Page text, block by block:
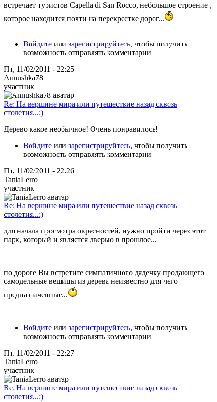
встречает туристов Capella di San Rocco, небольшое строение ,
которое находится почти на перекрестке дорог...
Войдите или зарегистрируйтесь, чтобы получить
возможность отправлять комментарии
Пт, 11/02/2011 - 22:25
Annushka78
участник
Re: На вершине мира или путешествие назад сквозь
столетия...:)
Дерево какое необычное! Очень понравилось!
Войдите или зарегистрируйтесь, чтобы получить
возможность отправлять комментарии
Пт, 11/02/2011 - 22:26
TaniaLerro
участник
Re: На вершине мира или путешествие назад сквозь
столетия...:)
для начала просмотра окресностей, нужно пройти через этот
парк, который и является дверью в прошлое...
по дороге Вы встретите симпатичного дядечку продающего
самодельные вещицы из дерева неизвестно для чего
предназначенные...
Войдите или зарегистрируйтесь, чтобы получить
возможность отправлять комментарии
Пт, 11/02/2011 - 22:27
TaniaLerro
участник
Re: На вершине мира или путешествие назад сквозь
столетия...:)